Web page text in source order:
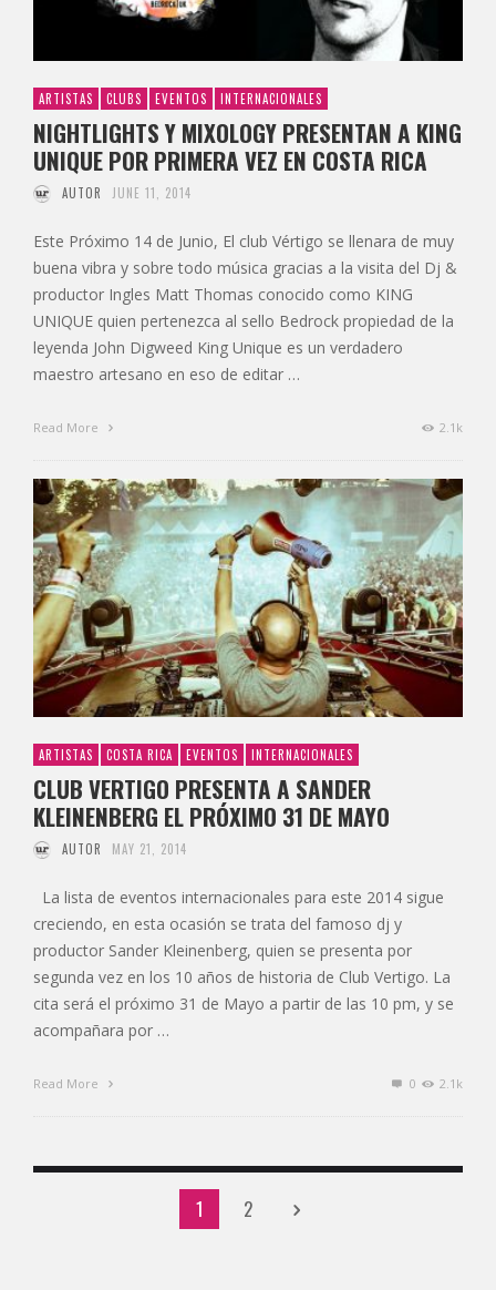
ARTISTAS CLUBS EVENTOS INTERNACIONALES
NIGHTLIGHTS Y MIXOLOGY PRESENTAN A KING
UNIQUE POR PRIMERA VEZ EN COSTA RICA
AUTOR JUNE 11, 2014
Este Próximo 14 de Junio, El club Vértigo se llenara de muy
buena vibra y sobre todo música gracias a la visita del Dj &
productor Ingles Matt Thomas conocido como KING
UNIQUE quien pertenezca al sello Bedrock propiedad de la
leyenda John Digweed King Unique es un verdadero
maestro artesano en eso de editar …
Read More 2.1k
ARTISTAS COSTA RICA EVENTOS INTERNACIONALES
CLUB VERTIGO PRESENTA A SANDER
KLEINENBERG EL PRÓXIMO 31 DE MAYO
AUTOR MAY 21, 2014
La lista de eventos internacionales para este 2014 sigue
creciendo, en esta ocasión se trata del famoso dj y
productor Sander Kleinenberg, quien se presenta por
segunda vez en los 10 años de historia de Club Vertigo. La
cita será el próximo 31 de Mayo a partir de las 10 pm, y se
acompañara por …
Read More 0 2.1k
1 2